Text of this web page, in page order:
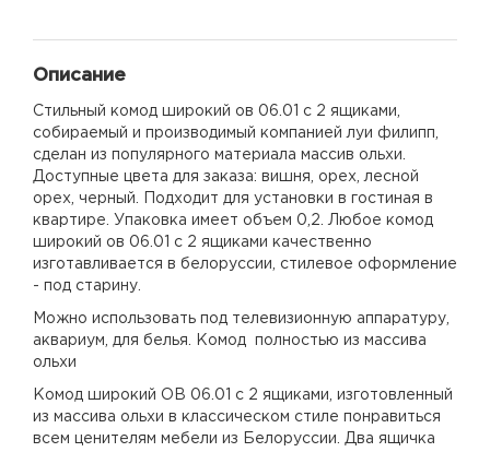
Описание
Стильный комод широкий ов 06.01 с 2 ящиками,
собираемый и производимый компанией луи филипп,
сделан из популярного материала массив ольхи.
Доступные цвета для заказа: вишня, орех, лесной
орех, черный. Подходит для установки в гостиная в
квартире. Упаковка имеет объем 0,2. Любое комод
широкий ов 06.01 с 2 ящиками качественно
изготавливается в белоруссии, стилевое оформление
- под старину.
Можно использовать под телевизионную аппаратуру,
аквариум, для белья. Комод полностью из массива
ольхи
Комод широкий ОВ 06.01 с 2 ящиками, изготовленный
из массива ольхи в классическом стиле понравиться
всем ценителям мебели из Белоруссии. Два ящичка